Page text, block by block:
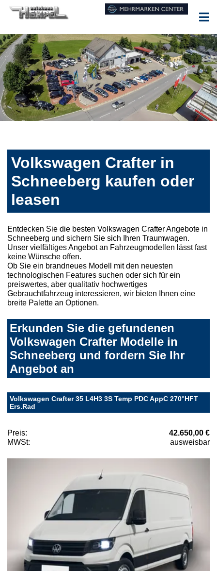
Volkswagen Crafter in
Schneeberg kaufen oder
leasen
Entdecken Sie die besten Volkswagen Crafter Angebote in
Schneeberg und sichern Sie sich Ihren Traumwagen.
Unser vielfältiges Angebot an Fahrzeugmodellen lässt fast
keine Wünsche offen.
Ob Sie ein brandneues Modell mit den neuesten
technologischen Features suchen oder sich für ein
preiswertes, aber qualitativ hochwertiges
Gebrauchtfahrzeug interessieren, wir bieten Ihnen eine
breite Palette an Optionen.
Erkunden Sie die gefundenen
Volkswagen Crafter Modelle in
Schneeberg und fordern Sie Ihr
Angebot an
Volkswagen Crafter 35 L4H3 3S Temp PDC AppC 270°HFT
Ers.Rad
Preis:
42.650,00 €
MWSt:
ausweisbar